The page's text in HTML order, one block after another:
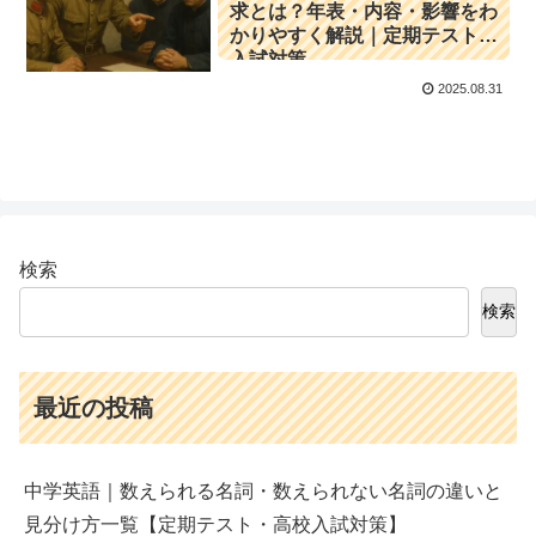
求とは？年表・内容・影響をわ
かりやすく解説｜定期テスト＆
入試対策
2025.08.31
検索
検索
最近の投稿
中学英語｜数えられる名詞・数えられない名詞の違いと
見分け方一覧【定期テスト・高校入試対策】